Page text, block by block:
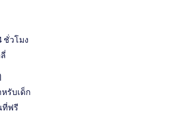
ชั่วโมง
รับเด็ก
ที่ฟรี